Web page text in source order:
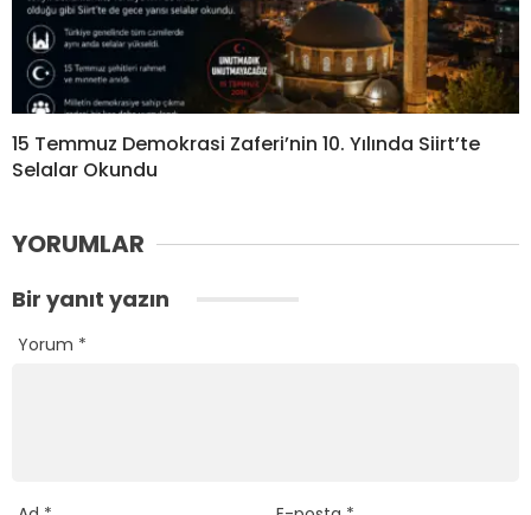
15 Temmuz Demokrasi Zaferi’nin 10. Yılında Siirt’te
Selalar Okundu
YORUMLAR
Bir yanıt yazın
Yorum *